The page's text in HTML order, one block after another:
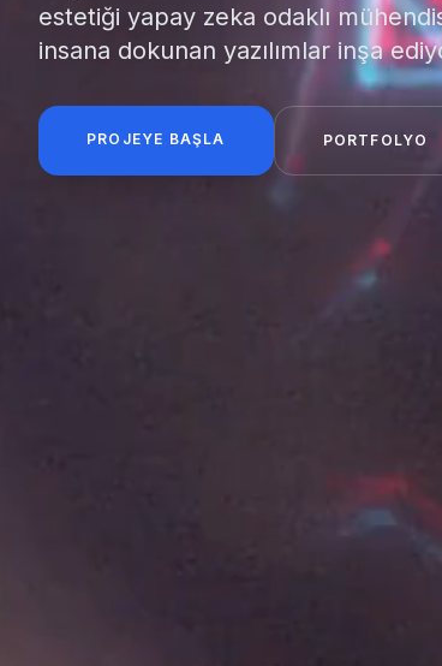
estetiği yapay zeka odaklı
insana dokunan yazılımlar inşa
PROJEYE BAŞLA PORTFOLYO